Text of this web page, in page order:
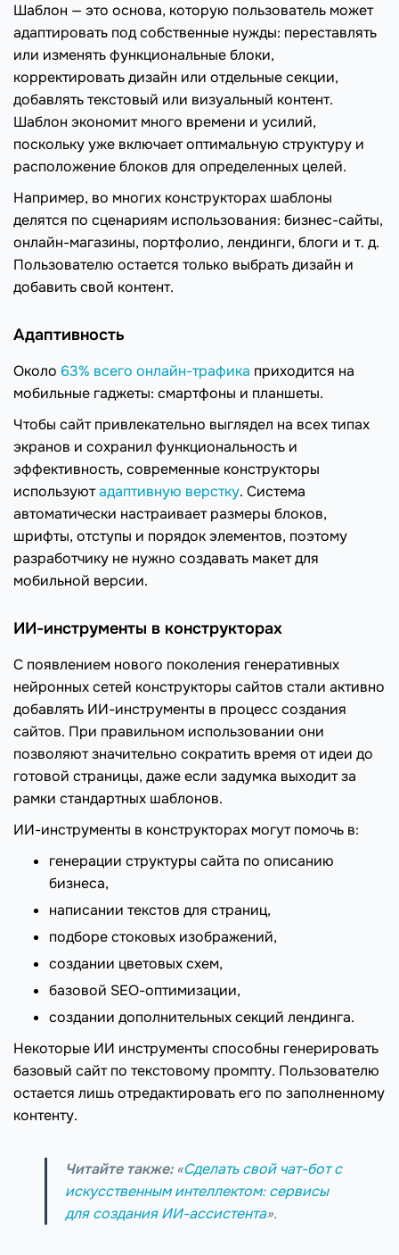
Шаблон — это основа, которую пользователь может
адаптировать под собственные нужды: переставлять
или изменять функциональные блоки,
корректировать дизайн или отдельные секции,
добавлять текстовый или визуальный контент.
Шаблон экономит много времени и усилий,
поскольку уже включает оптимальную структуру и
расположение блоков для определенных целей.
Например, во многих конструкторах шаблоны
делятся по сценариям использования: бизнес-сайты,
онлайн-магазины, портфолио, лендинги, блоги и т. д.
Пользователю остается только выбрать дизайн и
добавить свой контент.
Адаптивность
Около 63% всего онлайн-трафика приходится на
мобильные гаджеты: смартфоны и планшеты.
Чтобы сайт привлекательно выглядел на всех типах
экранов и сохранил функциональность и
эффективность, современные конструкторы
используютадаптивную верстку. Система
автоматически настраивает размеры блоков,
шрифты, отступы и порядок элементов, поэтому
разработчику не нужно создавать макет для
мобильной версии.
ИИ-инструменты в конструкторах
С появлением нового поколения генеративных
нейронных сетей конструкторы сайтов стали активно
добавлять ИИ-инструменты в процесс создания
сайтов. При правильном использовании они
позволяют значительно сократить время от идеи до
готовой страницы, даже если задумка выходит за
рамки стандартных шаблонов.
ИИ-инструменты в конструкторах могут помочь в:
генерации структуры сайта по описанию
бизнеса,
написании текстов для страниц,
подборе стоковых изображений,
создании цветовых схем,
базовой SEO-оптимизации,
создании дополнительных секций лендинга.
Некоторые ИИ инструменты способны генерировать
базовый сайт по текстовому промпту. Пользователю
остается лишь отредактировать его по заполненному
контенту.
Читайте также: «Сделать свой чат-бот с
искусственным интеллектом: сервисы
для создания ИИ-ассистента».